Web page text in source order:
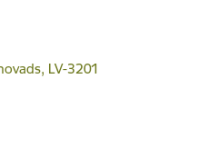
LV-3201